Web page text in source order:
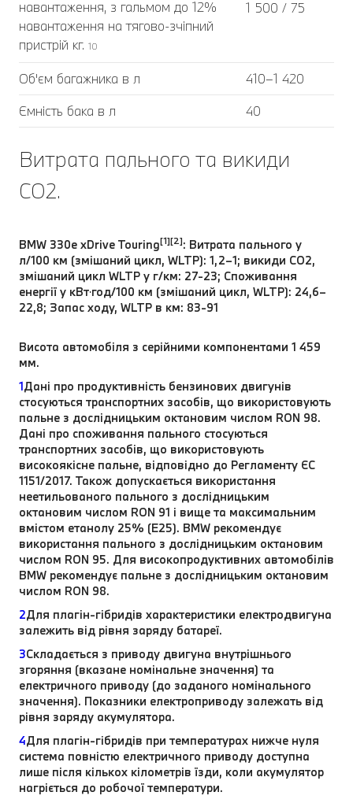
навантаження, з гальмом до 12%
навантаження на тягово-зчіпний
пристрій кг. 10
1 500 / 75
Об'єм багажника в л
410–1 420
Ємність бака в л
40
Витрата пального та викиди
CO2.
BMW 330e xDrive Touring[1][2]: Витрата пального у
л/100 км (змішаний цикл, WLTP): 1,2–1; викиди CO2,
змішаний цикл WLTP у г/км: 27-23; Споживання
енергії у кВт⋅год/100 км (змішаний цикл, WLTP): 24,6–
22,8; Запас ходу, WLTP в км: 83-91
Висота автомобіля з серійними компонентами 1 459
мм.
1Дані про продуктивність бензинових двигунів
стосуються транспортних засобів, що використовують
пальне з дослідницьким октановим числом RON 98.
Дані про споживання пального стосуються
транспортних засобів, що використовують
високоякісне пальне, відповідно до Регламенту ЄС
1151/2017. Також допускається використання
неетильованого пального з дослідницьким
октановим числом RON 91 і вище та максимальним
вмістом етанолу 25% (E25). BMW рекомендує
використання пального з дослідницьким октановим
числом RON 95. Для високопродуктивних автомобілів
BMW рекомендує пальне з дослідницьким октановим
числом RON 98.
2Для плагін-гібридів характеристики електродвигуна
залежить від рівня заряду батареї.
3Складається з приводу двигуна внутрішнього
згоряння (вказане номінальне значення) та
електричного приводу (до заданого номінального
значення). Показники електроприводу залежать від
рівня заряду акумулятора.
4Для плагін-гібридів при температурах нижче нуля
система повністю електричного приводу доступна
лише після кількох кілометрів їзди, коли акумулятор
нагріється до робочої температури.